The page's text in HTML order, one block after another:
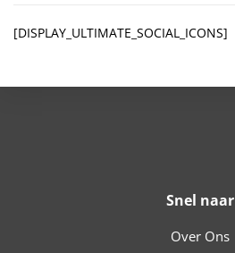
[DISPLAY_ULTIMATE_SOCIAL_ICONS]
Snel naar
Over Ons